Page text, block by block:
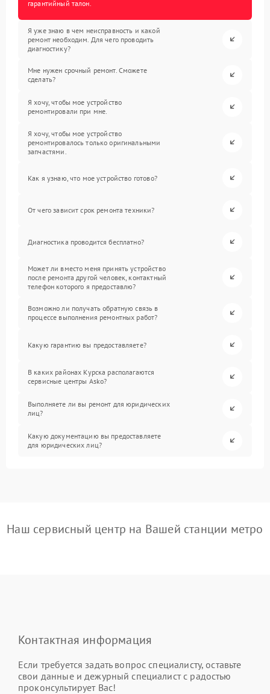
гарантийный талон.
Я уже знаю в чем неисправность и какой
ремонт необходим. Для чего проводить
диагностику?
Мне нужен срочный ремонт. Сможете
сделать?
Я хочу, чтобы мое устройство
ремонтировали при мне.
Я хочу, чтобы мое устройство
ремонтировалось только оригинальными
запчастями.
Как я узнаю, что мое устройство готово?
От чего зависит срок ремонта техники?
Диагностика проводится бесплатно?
Может ли вместо меня принять устройство
после ремонта другой человек, контактный
телефон которого я предоставлю?
Возможно ли получать обратную связь в
процессе выполнения ремонтных работ?
Какую гарантию вы предоставляете?
В каких районах Курска располагаются
сервисные центры Asko?
Выполняете ли вы ремонт для юридических
лиц?
Какую документацию вы предоставляете
для юридических лиц?
Наш сервисный центр на Вашей станции метро
Контактная информация
Если требуется задать вопрос специалисту, оставьте
свои данные и дежурный специалист с радостью
проконсультирует Вас!